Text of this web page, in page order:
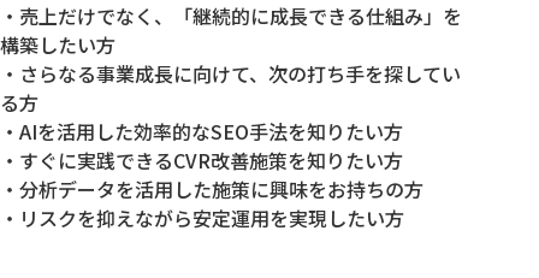
・売上だけでなく、「継続的に成長できる仕組み」を
構築したい方
・さらなる事業成長に向けて、次の打ち手を探してい
る方
・AIを活用した効率的なSEO手法を知りたい方
・すぐに実践できるCVR改善施策を知りたい方
・分析データを活用した施策に興味をお持ちの方
・リスクを抑えながら安定運用を実現したい方